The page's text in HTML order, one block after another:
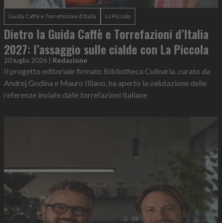
Guida Caffè e Torrefazioni d’Italia La Piccola
Dietro la Guida Caffè e Torrefazioni d’Italia
2027: l’assaggio sulle cialde con La Piccola
20 luglio 2026 | Redazione
Il progetto editoriale firmato Bibliotheca Culinaria, curato da
Andrej Godina e Mauro Illiano, ha aperto la valutazione delle
referenze inviate dalle torrefazioni italiane